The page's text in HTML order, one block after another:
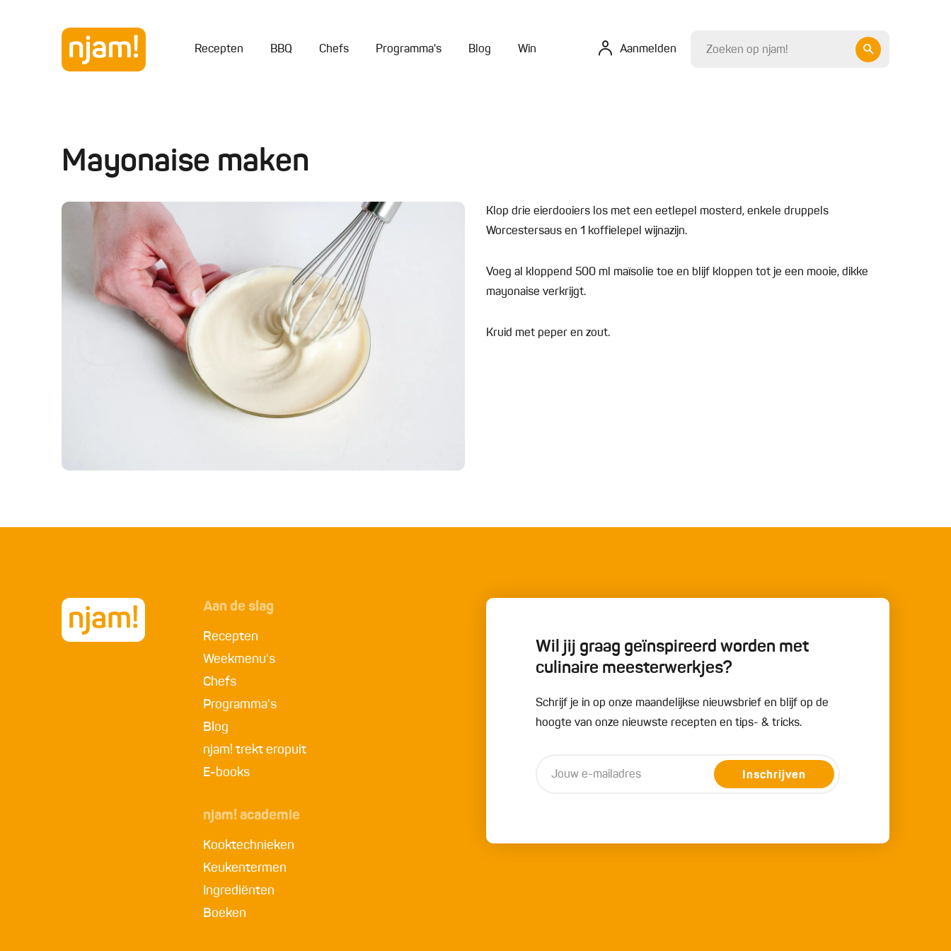
Recepten BBQ Chefs Programma's Blog Win Aanmelden
Mayonaise maken
Klop drie eierdooiers los met een eetlepel mosterd, enkele druppels
Worcestersaus en 1 koffielepel wijnazijn.
Voeg al kloppend 500 ml maïsolie toe en blijf kloppen tot je een mooie, dikke
mayonaise verkrijgt.
Kruid met peper en zout.
Aan de slag
Recepten
Weekmenu's
Chefs
Programma's
Blog
njam! trekt eropuit
E-books
njam! academie
Kooktechnieken
Keukentermen
Ingrediënten
Boeken
Wil jij graag geïnspireerd worden met
culinaire meesterwerkjes?
Schrijf je in op onze maandelijkse nieuwsbrief en blijf op de
hoogte van onze nieuwste recepten en tips- & tricks.
Inschrijven